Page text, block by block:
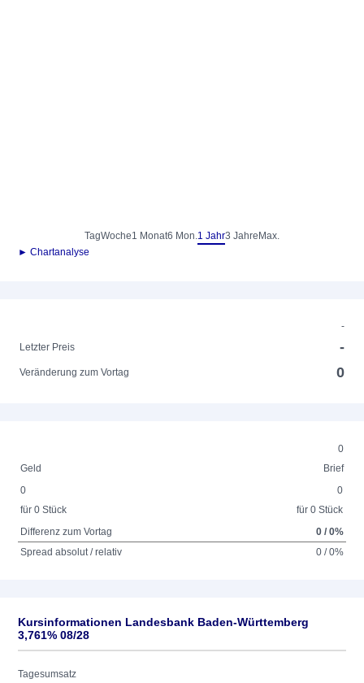
TagWoche1 Monat6 Mon.1 Jahr3 Jahre Max.
► Chartanalyse
-
Letzter Preis
-
Veränderung zum Vortag 0
0
Geld
Brief
0
für 0 Stück
0
für 0 Stück
Differenz zum Vortag
0 / 0%
Spread absolut / relativ
0 / 0%
Kursinformationen Landesbank Baden-Württemberg
3,761% 08/28
Tagesumsatz